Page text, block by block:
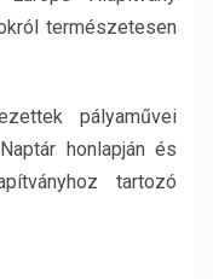
természetesen
pályaművei
honlapján és
tartozó